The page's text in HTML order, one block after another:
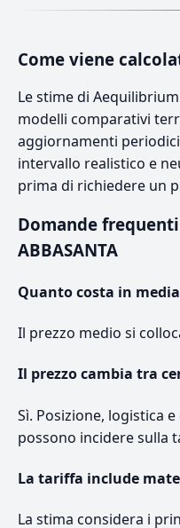
Come viene
Le stime di
modelli comparativi
aggiornamenti
intervallo realistico e
prima di richiedere un
Domande
ABBASANTA
Quanto costa in
Il prezzo medio si
Il prezzo cambia tra
Sì. Posizione, logistica
possono incidere sulla
La tariffa include
La stima considera i